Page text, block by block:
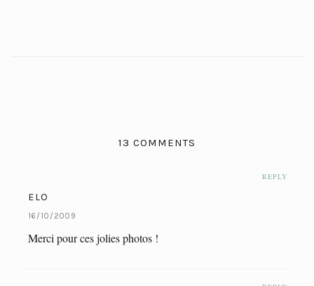
13 COMMENTS
REPLY
ELO
16/10/2009
Merci pour ces jolies photos !